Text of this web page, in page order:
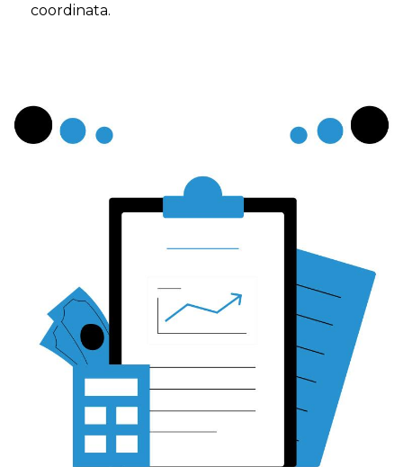
coordinata.